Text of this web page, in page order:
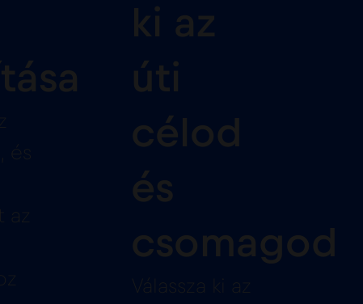
és
ki az
úti
célod
és
csomagod
Válassza ki az